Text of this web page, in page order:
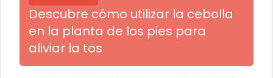
Descubre cómo utilizar la cebolla
en la planta de los pies para
aliviar la tos